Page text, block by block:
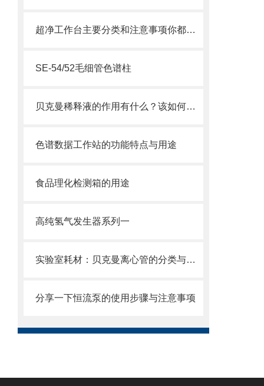
超净工作台主要分类和注意事项你都了解了吗？
SE-54/52毛细管色谱柱
贝克曼稀释液的作用有什么？该如何进行使用？
色谱数据工作站的功能特点与用途
食品理化检测箱的用途
高纯氢气发生器系列一
实验室耗材：贝克曼离心管的分类与使用注意事项
分享一下恒流泵的使用步骤与注意事项